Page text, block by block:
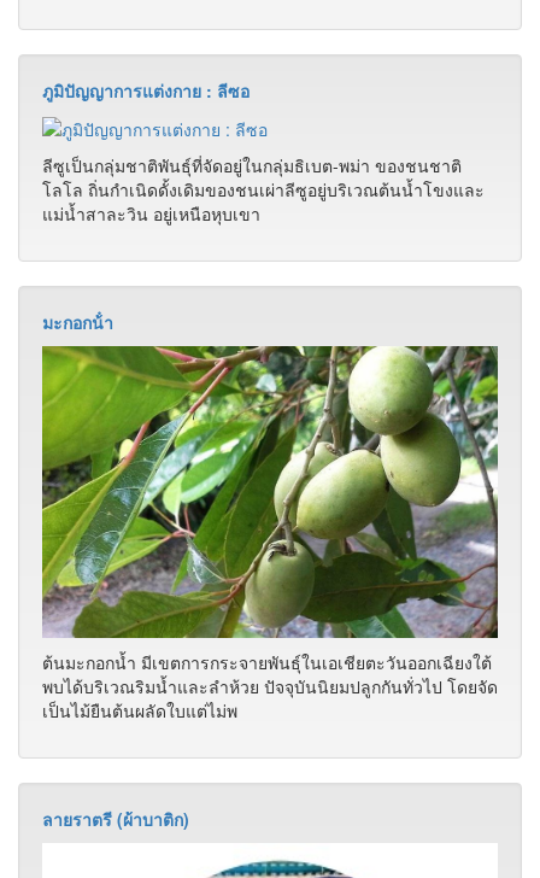
ต้นมะกอกน้ำ มีเขตการกระจายพันธุ์ในเอเชียตะวันออกเฉียงใต้
พบได้บริเวณริมน้ำและลำห้วย ปัจจุบันนิยมปลูกกันทั่วไป โดยจัด
เป็นไม้ยืนต้นผลัดใบแต่ไม่พ
ลายราตรี (ผ้าบาติก)